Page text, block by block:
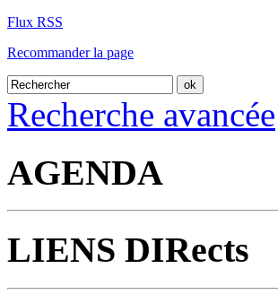
Flux RSS
Recommander la page
Recherche avancée
AGENDA
LIENS DIRects